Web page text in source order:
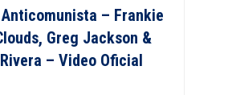
– Frankie
Greg Jackson &
– Video Oficial